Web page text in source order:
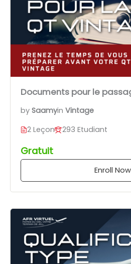
Documents pour le
by Saamyin Vintage
2 Leçon
293 Etudiant
Gratuit
Enroll Now